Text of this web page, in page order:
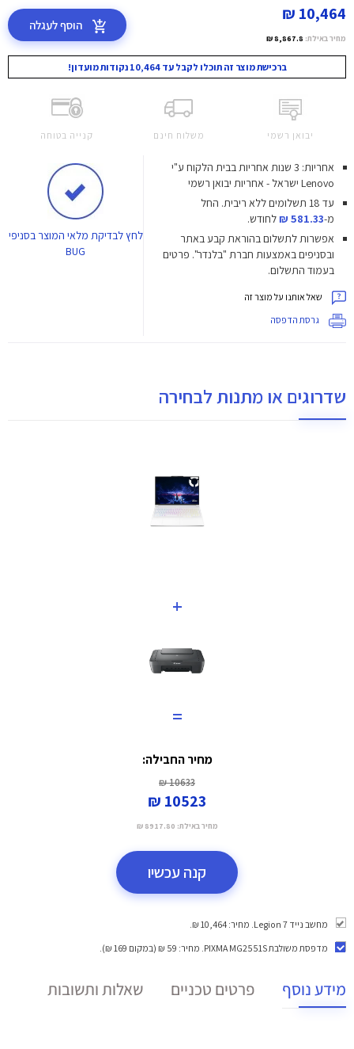
10,464 ₪
מחיר באילת: 8,867.8 ₪
הוסף לעגלה
ברכישת מוצר זה תוכלו לקבל עד 10,464 נקודות מועדון!
יבואן רשמי משלוח חינם קנייה בטוחה
אחריות: 3 שנות אחריות בבית הלקוח ע"י
Lenovo ישראל - אחריות יבואן רשמי
עד 18 תשלומים ללא ריבית.
החל
מ-581.33 ₪
לחודש.
אפשרות לתשלום בהוראת קבע באתר
ובסניפים באמצעות חברת "בלנדר". פרטים
בעמוד התשלום.
שאל אותנו על מוצר זה
גרסת הדפסה
לחץלבדיקת מלאי המוצר בסניפי
BUG
שדרוגים או מתנות לבחירה
+
=
מחיר החבילה:
10633 ₪
10523 ₪
מחיר באילת: 8917.80 ₪
קנה עכשיו
מחשב נייד Legion 7. מחיר: 10,464 ₪.
מדפסת משולבת PIXMA MG2551S
. מחיר: 59 ₪ (במקום 169 ₪).
מידע נוסף פרטים טכניים שאלות ותשובות